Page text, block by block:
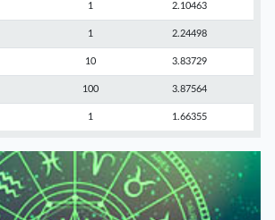
1 2.10463
1 2.24498
10 3.83729
100 3.87564
1 1.66355